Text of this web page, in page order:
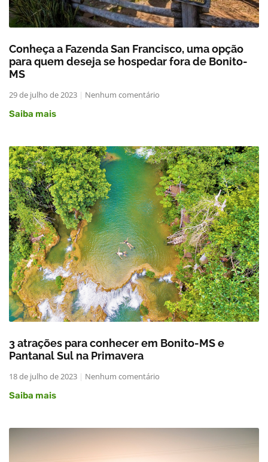
Conheça a Fazenda San Francisco, uma opção
para quem deseja se hospedar fora de Bonito-
MS
29 de julho de 2023
Nenhum comentário
Saiba mais
3 atrações para conhecer em Bonito-MS e
Pantanal Sul na Primavera
18 de julho de 2023
Nenhum comentário
Saiba mais